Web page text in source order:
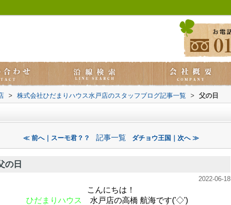
> 株式会社ひだまりハウス水戸店のスタッフブログ記事一覧 > 父の日
≪ 前へ｜スーモ君？？ 記事一覧 ダチョウ王国｜次へ ≫
の日
2022-06-18
こんにちは！
ひだまりハウス
水戸店の高橋 航海です('◇')ゞ